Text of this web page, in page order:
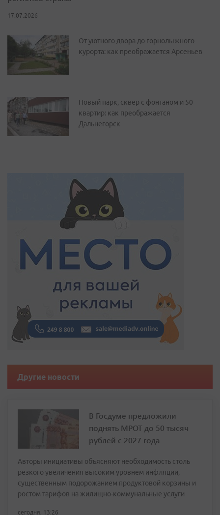
17.07.2026
От уютного двора до горнолыжного
курорта: как преображается Арсеньев
Новый парк, сквер с фонтаном и 50
квартир: как преображается
Дальнегорск
Другие новости
В Госдуме предложили
поднять МРОТ до 50 тысяч
рублей с 2027 года
Авторы инициативы объясняют необходимость столь
резкого увеличения высоким уровнем инфляции,
существенным подорожанием продуктовой корзины и
ростом тарифов на жилищно-коммунальные услуги
сегодня, 13:26